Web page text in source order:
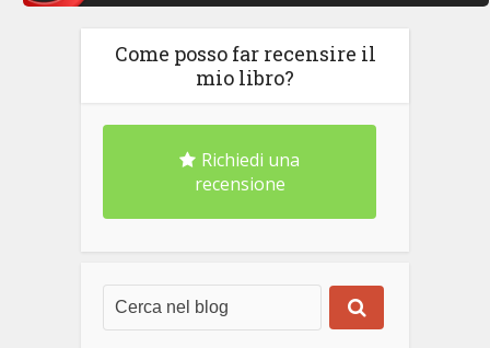
Come posso far recensire il
mio libro?
Richiedi una
recensione